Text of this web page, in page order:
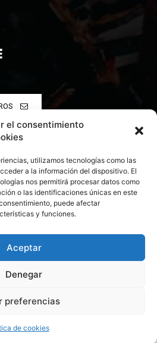
el consentimiento
utilizamos tecnologías como las
a la información del dispositivo. El
nos permitirá procesar datos como
o las identificaciones únicas en este
puede afectar
y funciones.
Aceptar
Denegar
preferencias
de cookies
reservados. Culturamanía